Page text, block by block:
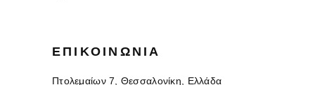
ΕΠΙΚΟΙΝΩΝΊΑ
Πτολεμαίων 7, Θεσσαλονίκη, Ελλάδα